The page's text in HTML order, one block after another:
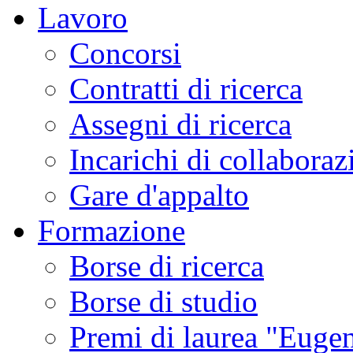
Lavoro
Concorsi
Contratti di ricerca
Assegni di ricerca
Incarichi di
Gare d'appalto
Formazione
Borse di ricerca
Borse di studio
Premi di laurea